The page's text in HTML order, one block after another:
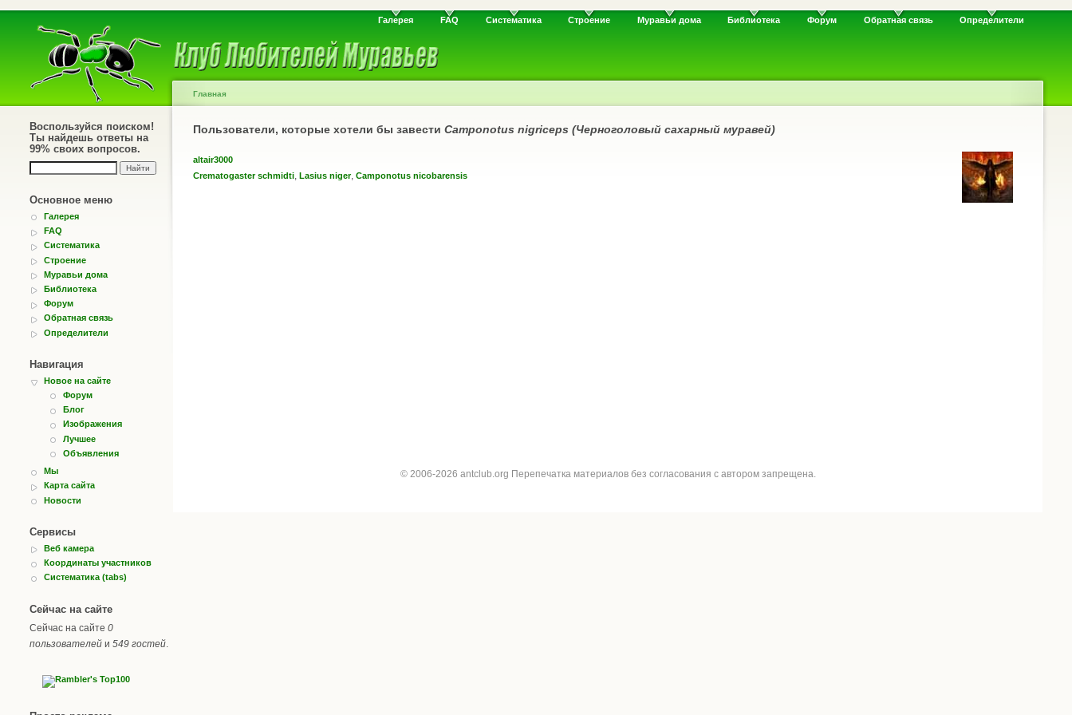
Галерея FAQ Систематика Строение Муравьи дома Библиотека Форум Обратная связь Определители
Воспользуйся поиском!
Ты найдешь ответы на
99% своих вопросов.
Основное меню
Галерея
FAQ
Систематика
Строение
Муравьи дома
Библиотека
Форум
Обратная связь
Определители
Навигация
Новое на сайте
Форум
Блог
Изображения
Лучшее
Объявления
Мы
Карта сайта
Новости
Сервисы
Веб камера
Координаты участников
Систематика (tabs)
Сейчас на сайте
Сейчас на сайте 0
пользователей и 549 гостей
Главная
Пользователи, которые хотели бы завести Camponotus nigriceps (Черноголовый сахарный муравей)
altair3000
Crematogaster schmidti, Lasius niger, Camponotus nicobarensis
© 2006-2026 antclub.org Перепечатка материалов без согласования с автором запрещена.